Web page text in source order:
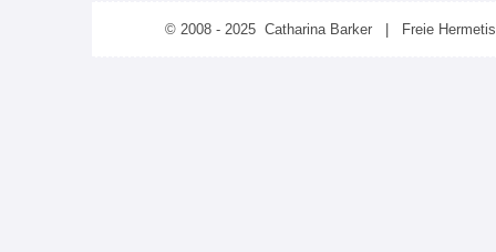
© 2008 - 2025 Catharina Barker | Freie